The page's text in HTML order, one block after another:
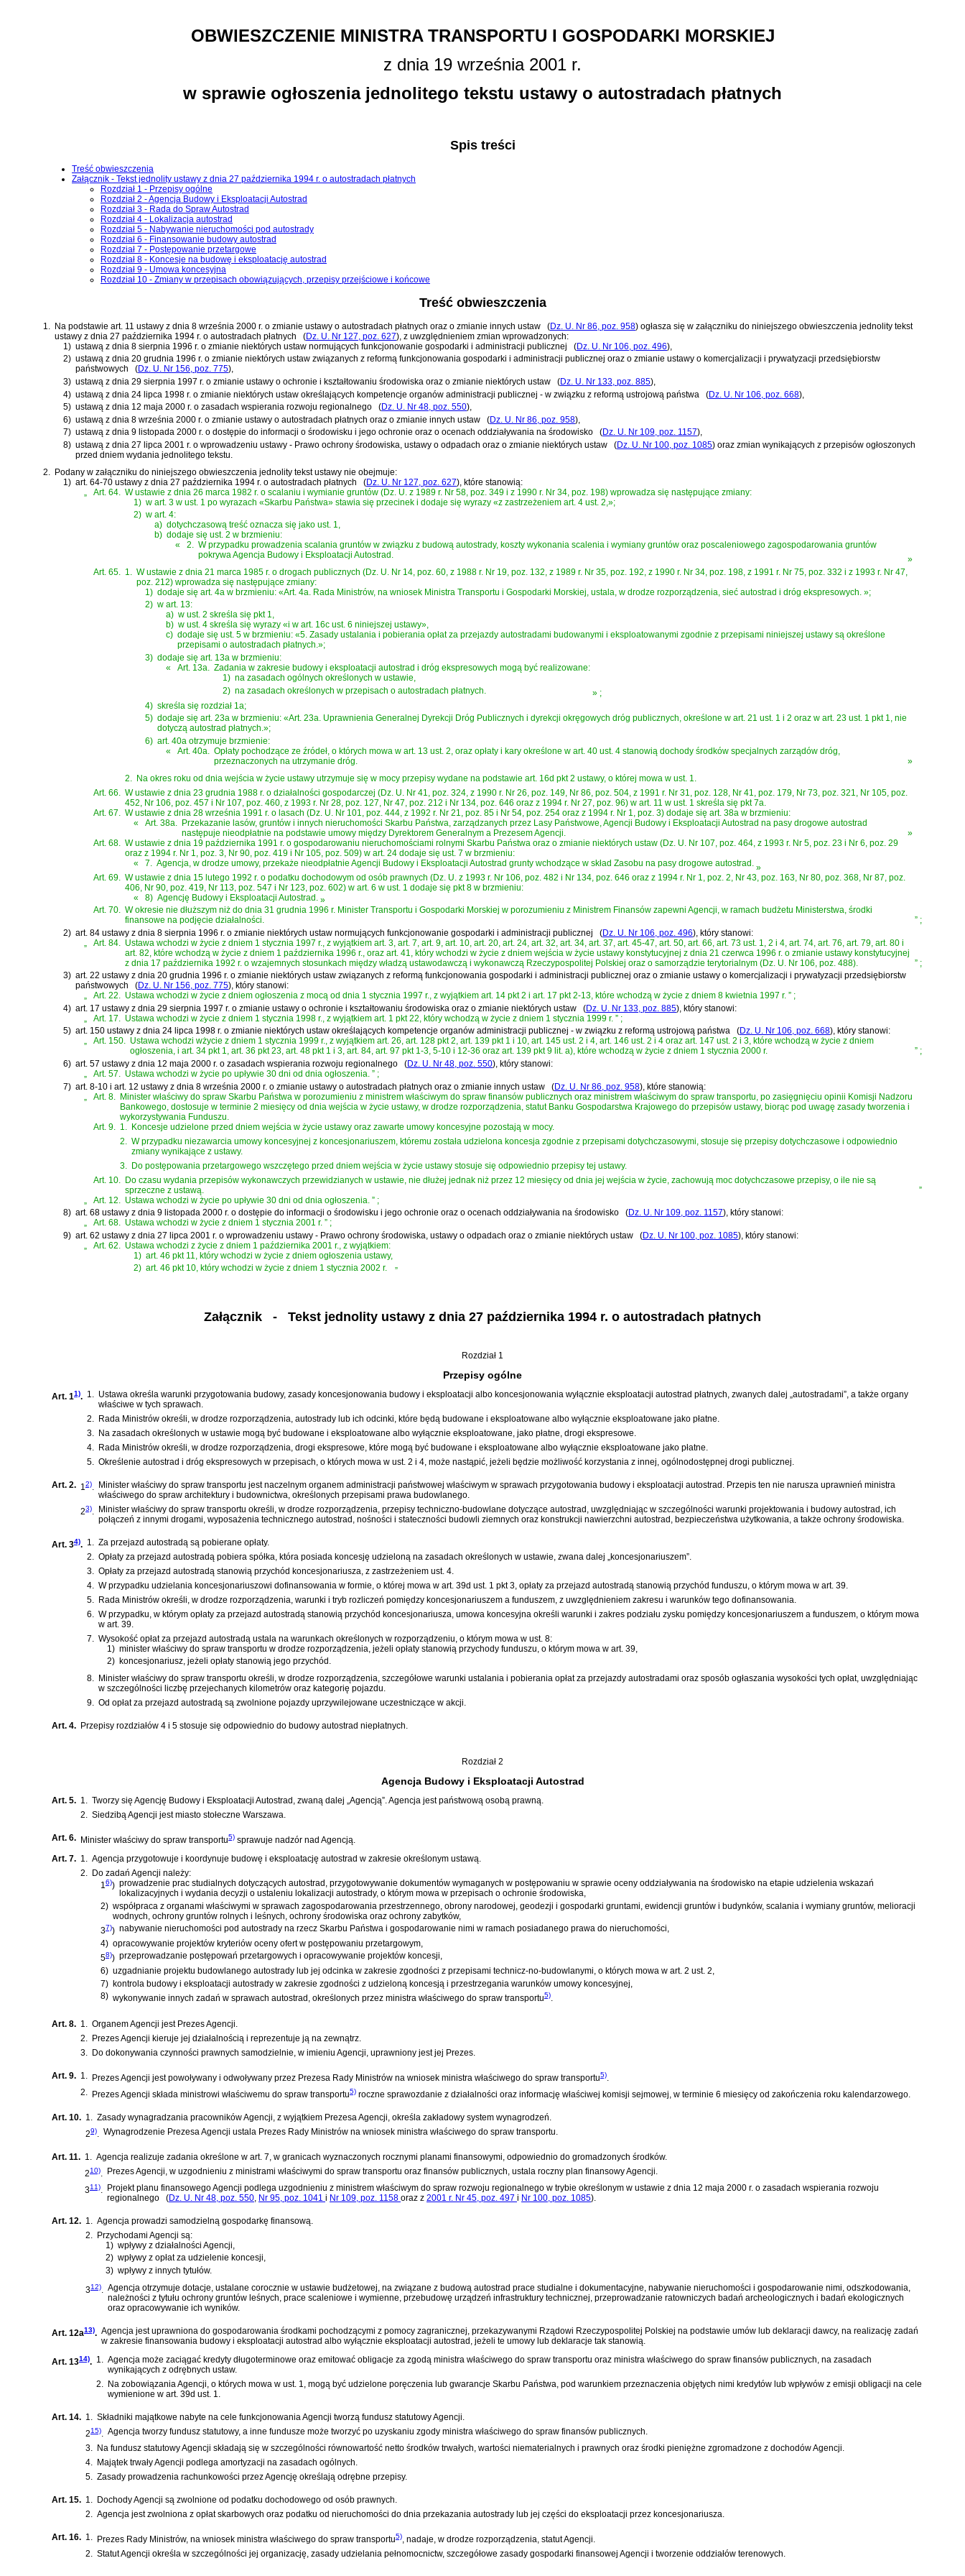
OBWIESZCZENIE MINISTRA TRANSPORTU I GOSPODARKI MORSKIEJ
z dnia 19 września 2001 r.
w sprawie ogłoszenia jednolitego tekstu ustawy o autostradach płatnych
Spis treści
Treść obwieszczenia
Załącznik - Tekst jednolity ustawy z dnia 27 października 1994 r. o autostradach płatnych
Rozdział 1 - Przepisy ogólne
Rozdział 2 - Agencja Budowy i Eksploatacji Autostrad
Rozdział 3 - Rada do Spraw Autostrad
Rozdział 4 - Lokalizacja autostrad
Rozdział 5 - Nabywanie nieruchomości pod autostrady
Rozdział 6 - Finansowanie budowy autostrad
Rozdział 7 - Postępowanie przetargowe
Rozdział 8 - Koncesje na budowę i eksploatację autostrad
Rozdział 9 - Umowa koncesyjna
Rozdział 10 - Zmiany w przepisach obowiązujących, przepisy przejściowe i końcowe
Treść obwieszczenia
1. Na podstawie art. 11 ustawy z dnia 8 września 2000 r. o zmianie ustawy o autostradach płatnych oraz o zmianie innych ustaw (Dz. U. Nr 86, poz. 958) ogłasza się w załączniku do niniejszego obwieszczenia jednolity tekst
ustawy z dnia 27 października 1994 r. o autostradach płatnych
(Dz. U. Nr 127, poz. 627), z uwzględnieniem zmian wprowadzonych:
1) ustawą z dnia 8 sierpnia 1996 r. o zmianie niektórych ustaw normujących funkcjonowanie gospodarki i administracji publicznej (Dz. U. Nr 106, poz. 496),
2) ustawą z dnia 20 grudnia 1996 r. o zmianie niektórych ustaw związanych z reformą funkcjonowania gospodarki i administracji publicznej oraz o zmianie ustawy o komercjalizacji i prywatyzacji przedsiębiorstw
państwowych
(Dz. U. Nr 156, poz. 775),
3) ustawą z dnia 29 sierpnia 1997 r. o zmianie ustawy o ochronie i kształtowaniu środowiska oraz o zmianie niektórych ustaw (Dz. U. Nr 133, poz. 885),
4) ustawą z dnia 24 lipca 1998 r. o zmianie niektórych ustaw określających kompetencje organów administracji publicznej - w związku z reformą ustrojową państwa (Dz. U. Nr 106, poz. 668)
5) ustawą z dnia 12 maja 2000 r. o zasadach wspierania rozwoju regionalnego (Dz. U. Nr 48, poz. 550),
6) ustawą z dnia 8 września 2000 r. o zmianie ustawy o autostradach płatnych oraz o zmianie innych ustaw (Dz. U. Nr 86, poz. 958)
7) ustawą z dnia 9 listopada 2000 r. o dostępie do informacji o środowisku i jego ochronie oraz o ocenach oddziaływania na środowisko (Dz. U. Nr 109, poz. 1157),
8) ustawą z dnia 27 lipca 2001 r. o wprowadzeniu ustawy - Prawo ochrony środowiska, ustawy o odpadach oraz o zmianie niektórych ustaw (Dz. U. Nr 100, poz. 1085) oraz zmian wynikających z przepisów ogłoszonych
przed dniem wydania jednolitego tekstu.
2.
Podany w załączniku do niniejszego obwieszczenia jednolity tekst ustawy nie obejmuje:
1) art. 64-70 ustawy z dnia 27 października 1994 r. o autostradach płatnych (Dz. U. Nr 127, poz. 627) , które stanowią:
Art. 64.
W ustawie z dnia 26 marca 1982 r. o scalaniu i wymianie gruntów (Dz. U. z 1989 r. Nr 58, poz. 349 i z 1990 r. Nr 34, poz. 198) wprowadza się następujące zmiany:
1) w art. 3 w ust. 1 po wyrazach «Skarbu Państwa» stawia się przecinek i dodaje się wyrazy «z zastrzeżeniem art. 4 ust. 2,»;
2) w art. 4:
a) dotychczasową treść oznacza się jako ust. 1,
b) dodaje się ust. 2 w brzmieniu:
«
2. W przypadku prowadzenia scalania gruntów w związku z budową autostrady, koszty wykonania scalenia i wymiany gruntów oraz poscaleniowego zagospodarowania gruntów
pokrywa Agencja Budowy i Eksploatacji Autostrad.
»
Art. 65.
1.
W ustawie z dnia 21 marca 1985 r. o drogach publicznych (Dz. U. Nr 14, poz. 60, z 1988 r. Nr 19, poz. 132, z 1989 r. Nr 35, poz. 192, z 1990 r. Nr 34, poz. 198, z 1991 r. Nr 75, poz. 332 i z 1993 r. Nr 47,
poz. 212) wprowadza się następujące zmiany:
1) dodaje się art. 4a w brzmieniu: «Art. 4a. Rada Ministrów, na wniosek Ministra Transportu i Gospodarki Morskiej, ustala, w drodze rozporządzenia, sieć autostrad i dróg ekspresowych. »;
2) w art. 13:
a) w ust. 2 skreśla się pkt 1,
b) w ust. 4 skreśla się wyrazy «i w art. 16c ust. 6 niniejszej ustawy»,
c) dodaje się ust. 5 w brzmieniu: «5. Zasady ustalania i pobierania opłat za przejazdy autostradami budowanymi i eksploatowanymi zgodnie z przepisami niniejszej ustawy są określone
przepisami o autostradach płatnych.»;
3) dodaje się art. 13a w brzmieniu:
«
Art. 13a. Zadania w zakresie budowy i eksploatacji autostrad i dróg ekspresowych mogą być realizowane:
1) na zasadach ogólnych określonych w ustawie,
2) na zasadach określonych w przepisach o autostradach płatnych. » ;
4) skreśla się rozdział 1a;
5) dodaje się art. 23a w brzmieniu: «Art. 23a. Uprawnienia Generalnej Dyrekcji Dróg Publicznych i dyrekcji okręgowych dróg publicznych, określone w art. 21 ust. 1 i 2 oraz w art. 23 ust. 1 pkt 1, nie
dotyczą autostrad płatnych.»;
6) art. 40a otrzymuje brzmienie:
«
Art. 40a. Opłaty pochodzące ze źródeł, o których mowa w art. 13 ust. 2, oraz opłaty i kary określone w art. 40 ust. 4 stanowią dochody środków specjalnych zarządów dróg,
przeznaczonych na utrzymanie dróg.
»
2.
Na okres roku od dnia wejścia w życie ustawy utrzymuje się w mocy przepisy wydane na podstawie art. 16d pkt 2 ustawy, o której mowa w ust. 1.
Art. 66.
W ustawie z dnia 23 grudnia 1988 r. o działalności gospodarczej (Dz. U. Nr 41, poz. 324, z 1990 r. Nr 26, poz. 149, Nr 86, poz. 504, z 1991 r. Nr 31, poz. 128, Nr 41, poz. 179, Nr 73, poz. 321, Nr 105, poz.
452, Nr 106, poz. 457 i Nr 107, poz. 460, z 1993 r. Nr 28, poz. 127, Nr 47, poz. 212 i Nr 134, poz. 646 oraz z 1994 r. Nr 27, poz. 96) w art. 11 w ust. 1 skreśla się pkt 7a.
Art. 67.
W ustawie z dnia 28 września 1991 r. o lasach (Dz. U. Nr 101, poz. 444, z 1992 r. Nr 21, poz. 85 i Nr 54, poz. 254 oraz z 1994 r. Nr 1, poz. 3) dodaje się art. 38a w brzmieniu:
«
Art. 38a.
Przekazanie lasów, gruntów i innych nieruchomości Skarbu Państwa, zarządzanych przez Lasy Państwowe, Agencji Budowy i Eksploatacji Autostrad na pasy drogowe autostrad
następuje nieodpłatnie na podstawie umowy między Dyrektorem Generalnym a Prezesem Agencji.
»
Art. 68.
W ustawie z dnia 19 października 1991 r. o gospodarowaniu nieruchomościami rolnymi Skarbu Państwa oraz o zmianie niektórych ustaw (Dz. U. Nr 107, poz. 464, z 1993 r. Nr 5, poz. 23 i Nr 6, poz. 29
oraz z 1994 r. Nr 1, poz. 3, Nr 90, poz. 419 i Nr 105, poz. 509) w art. 24 dodaje się ust. 7 w brzmieniu:
«
7. Agencja, w drodze umowy, przekaże nieodpłatnie Agencji Budowy i Eksploatacji Autostrad grunty wchodzące w skład Zasobu na pasy drogowe autostrad. »
Art. 69.
W ustawie z dnia 15 lutego 1992 r. o podatku dochodowym od osób prawnych (Dz. U. z 1993 r. Nr 106, poz. 482 i Nr 134, poz. 646 oraz z 1994 r. Nr 1, poz. 2, Nr 43, poz. 163, Nr 80, poz. 368, Nr 87, poz.
406, Nr 90, poz. 419, Nr 113, poz. 547 i Nr 123, poz. 602) w art. 6 w ust. 1 dodaje się pkt 8 w brzmieniu:
«
8) Agencję Budowy i Eksploatacji Autostrad. »
Art. 70. W okresie nie dłuższym niż do dnia 31 grudnia 1996 r. Minister Transportu i Gospodarki Morskiej w porozumieniu z Ministrem Finansów zapewni Agencji, w ramach budżetu Ministerstwa, środki
finansowe na podjęcie działalności.
” ;
2) art. 84 ustawy z dnia 8 sierpnia 1996 r. o zmianie niektórych ustaw normujących funkcjonowanie gospodarki i administracji publicznej (Dz. U. Nr 106, poz. 496) , który stanowi:
Art. 84.
Ustawa wchodzi w życie z dniem 1 stycznia 1997 r., z wyjątkiem art. 3, art. 7, art. 9, art. 10, art. 20, art. 24, art. 32, art. 34, art. 37, art. 45-47, art. 50, art. 66, art. 73 ust. 1, 2 i 4, art. 74, art. 76, art. 79, art. 80 i
art. 82, które wchodzą w życie z dniem 1 października 1996 r., oraz art. 41, który wchodzi w życie z dniem wejścia w życie ustawy konstytucyjnej z dnia 21 czerwca 1996 r. o zmianie ustawy konstytucyjnej
z dnia 17 października 1992 r. o wzajemnych stosunkach między władzą ustawodawczą i wykonawczą Rzeczypospolitej Polskiej oraz o samorządzie terytorialnym (Dz. U. Nr 106, poz. 488).
” ;
3) art. 22 ustawy z dnia 20 grudnia 1996 r. o zmianie niektórych ustaw związanych z reformą funkcjonowania gospodarki i administracji publicznej oraz o zmianie ustawy o komercjalizacji i prywatyzacji przedsiębiorstw
państwowych
(Dz. U. Nr 156, poz. 775), który stanowi:
„
Art. 22. Ustawa wchodzi w życie z dniem ogłoszenia z mocą od dnia 1 stycznia 1997 r., z wyjątkiem art. 14 pkt 2 i art. 17 pkt 2-13, które wchodzą w życie z dniem 8 kwietnia 1997 r. ” ;
4) art. 17 ustawy z dnia 29 sierpnia 1997 r. o zmianie ustawy o ochronie i kształtowaniu środowiska oraz o zmianie niektórych ustaw (Dz. U. Nr 133, poz. 885), który stanowi:
„
Art. 17. Ustawa wchodzi w życie z dniem 1 stycznia 1998 r., z wyjątkiem art. 1 pkt 22, który wchodzą w życie z dniem 1 stycznia 1999 r. ” ;
5) art. 150 ustawy z dnia 24 lipca 1998 r. o zmianie niektórych ustaw określających kompetencje organów administracji publicznej - w związku z reformą ustrojową państwa (Dz. U. Nr 106, poz. 668), który stanowi:
„
Art. 150. Ustawa wchodzi wżycie z dniem 1 stycznia 1999 r., z wyjątkiem art. 26, art. 128 pkt 2, art. 139 pkt 1 i 10, art. 145 ust. 2 i 4, art. 146 ust. 2 i 4 oraz art. 147 ust. 2 i 3, które wchodzą w życie z dniem
ogłoszenia, i art. 34 pkt 1, art. 36 pkt 23, art. 48 pkt 1 i 3, art. 84, art. 97 pkt 1-3, 5-10 i 12-36 oraz art. 139 pkt 9 lit. a), które wchodzą w życie z dniem 1 stycznia 2000 r.
” ;
6) art. 57 ustawy z dnia 12 maja 2000 r. o zasadach wspierania rozwoju regionalnego (Dz. U. Nr 48, poz. 550), który stanowi:
„
Art. 57. Ustawa wchodzi w życie po upływie 30 dni od dnia ogłoszenia. ” ;
7) art. 8-10 i art. 12 ustawy z dnia 8 września 2000 r. o zmianie ustawy o autostradach płatnych oraz o zmianie innych ustaw (Dz. U. Nr 86, poz. 958) , które stanowią:
Art. 8.
Minister właściwy do spraw Skarbu Państwa w porozumieniu z ministrem właściwym do spraw finansów publicznych oraz ministrem właściwym do spraw transportu, po zasięgnięciu opinii Komisji Nadzoru
Bankowego, dostosuje w terminie 2 miesięcy od dnia wejścia w życie ustawy, w drodze rozporządzenia, statut Banku Gospodarstwa Krajowego do przepisów ustawy, biorąc pod uwagę zasady tworzenia i
wykorzystywania Funduszu.
Art. 9.
1.
Koncesje udzielone przed dniem wejścia w życie ustawy oraz zawarte umowy koncesyjne pozostają w mocy.
2.
W przypadku niezawarcia umowy koncesyjnej z koncesjonariuszem, któremu została udzielona koncesja zgodnie z przepisami dotychczasowymi, stosuje się przepisy dotychczasowe i odpowiednio
zmiany wynikające z ustawy.
3.
Do postępowania przetargowego wszczętego przed dniem wejścia w życie ustawy stosuje się odpowiednio przepisy tej ustawy.
Art. 10.
Do czasu wydania przepisów wykonawczych przewidzianych w ustawie, nie dłużej jednak niż przez 12 miesięcy od dnia jej wejścia w życie, zachowują moc dotychczasowe przepisy, o ile nie są
sprzeczne z ustawą.
”
Art. 12. Ustawa wchodzi w życie po upływie 30 dni od dnia ogłoszenia. ” ;
8) art. 68 ustawy z dnia 9 listopada 2000 r. o dostępie do informacji o środowisku i jego ochronie oraz o ocenach oddziaływania na środowisko (Dz. U. Nr 109, poz. 1157), który stanowi:
„
Art. 68. Ustawa wchodzi w życie z dniem 1 stycznia 2001 r. ” ;
9) art. 62 ustawy z dnia 27 lipca 2001 r. o wprowadzeniu ustawy - Prawo ochrony środowiska, ustawy o odpadach oraz o zmianie niektórych ustaw (Dz. U. Nr 100, poz. 1085), który stanowi:
„
Art. 62. Ustawa wchodzi z życie z dniem 1 października 2001 r., z wyjątkiem:
1) art. 46 pkt 11, który wchodzi w życie z dniem ogłoszenia ustawy,
2) art. 46 pkt 10, który wchodzi w życie z dniem 1 stycznia 2002 r. ”
Załącznik - Tekst jednolity ustawy z dnia 27 października 1994 r. o autostradach płatnych
Rozdział 1
Przepisy ogólne
Art. 11). 1. Ustawa określa warunki przygotowania budowy, zasady koncesjonowania budowy i eksploatacji albo koncesjonowania wyłącznie eksploatacji autostrad płatnych, zwanych dalej „autostradami”, a także organy
właściwe w tych sprawach.
2. Rada Ministrów określi, w drodze rozporządzenia, autostrady lub ich odcinki, które będą budowane i eksploatowane albo wyłącznie eksploatowane jako płatne.
3. Na zasadach określonych w ustawie mogą być budowane i eksploatowane albo wyłącznie eksploatowane, jako płatne, drogi ekspresowe.
4. Rada Ministrów określi, w drodze rozporządzenia, drogi ekspresowe, które mogą być budowane i eksploatowane albo wyłącznie eksploatowane jako płatne.
5. Określenie autostrad i dróg ekspresowych w przepisach, o których mowa w ust. 2 i 4, może nastąpić, jeżeli będzie możliwość korzystania z innej, ogólnodostępnej drogi publicznej.
Art. 2. 12). Minister właściwy do spraw transportu jest naczelnym organem administracji państwowej właściwym w sprawach przygotowania budowy i eksploatacji autostrad. Przepis ten nie narusza uprawnień ministra
właściwego do spraw architektury i budownictwa, określonych przepisami prawa budowlanego.
23). Minister właściwy do spraw transportu określi, w drodze rozporządzenia, przepisy techniczno-budowlane dotyczące autostrad, uwzględniając w szczególności warunki projektowania i budowy autostrad, ich
połączeń z innymi drogami, wyposażenia technicznego autostrad, nośności i stateczności budowli ziemnych oraz konstrukcji nawierzchni autostrad, bezpieczeństwa użytkowania, a także ochrony środowiska.
Art. 34). 1. Za przejazd autostradą są pobierane opłaty.
2. Opłaty za przejazd autostradą pobiera spółka, która posiada koncesję udzieloną na zasadach określonych w ustawie, zwana dalej „koncesjonariuszem”.
3. Opłaty za przejazd autostradą stanowią przychód koncesjonariusza, z zastrzeżeniem ust. 4.
4. W przypadku udzielania koncesjonariuszowi dofinansowania w formie, o której mowa w art. 39d ust. 1 pkt 3, opłaty za przejazd autostradą stanowią przychód funduszu, o którym mowa w art. 39.
5. Rada Ministrów określi, w drodze rozporządzenia, warunki i tryb rozliczeń pomiędzy koncesjonariuszem a funduszem, z uwzględnieniem zakresu i warunków tego dofinansowania.
6. W przypadku, w którym opłaty za przejazd autostradą stanowią przychód koncesjonariusza, umowa koncesyjna określi warunki i zakres podziału zysku pomiędzy koncesjonariuszem a funduszem, o którym mowa
w art. 39.
7. Wysokość opłat za przejazd autostradą ustala na warunkach określonych w rozporządzeniu, o którym mowa w ust. 8:
1) minister właściwy do spraw transportu w drodze rozporządzenia, jeżeli opłaty stanowią przychody funduszu, o którym mowa w art. 39,
2) koncesjonariusz, jeżeli opłaty stanowią jego przychód.
8. Minister właściwy do spraw transportu określi, w drodze rozporządzenia, szczegółowe warunki ustalania i pobierania opłat za przejazdy autostradami oraz sposób ogłaszania wysokości tych opłat, uwzględniając
w szczególności liczbę przejechanych kilometrów oraz kategorię pojazdu.
9. Od opłat za przejazd autostradą są zwolnione pojazdy uprzywilejowane uczestniczące w akcji.
Art. 4. Przepisy rozdziałów 4 i 5 stosuje się odpowiednio do budowy autostrad niepłatnych.
Rozdział 2
Agencja Budowy i Eksploatacji Autostrad
Art. 5. 1. Tworzy się Agencję Budowy i Eksploatacji Autostrad, zwaną dalej „Agencją”. Agencja jest państwową osobą prawną.
2. Siedzibą Agencji jest miasto stołeczne Warszawa.
Art. 6. Minister właściwy do spraw transportu5) sprawuje nadzór nad Agencją.
Art. 7. 1. Agencja przygotowuje i koordynuje budowę i eksploatację autostrad w zakresie określonym ustawą.
2. Do zadań Agencji należy:
16)) prowadzenie prac studialnych dotyczących autostrad, przygotowywanie dokumentów wymaganych w postępowaniu w sprawie oceny oddziaływania na środowisko na etapie udzielenia wskazań
lokalizacyjnych i wydania decyzji o ustaleniu lokalizacji autostrady, o którym mowa w przepisach o ochronie środowiska,
2) współpraca z organami właściwymi w sprawach zagospodarowania przestrzennego, obrony narodowej, geodezji i gospodarki gruntami, ewidencji gruntów i budynków, scalania i wymiany gruntów, melioracji
wodnych, ochrony gruntów rolnych i leśnych, ochrony środowiska oraz ochrony zabytków,
37)) nabywanie nieruchomości pod autostrady na rzecz Skarbu Państwa i gospodarowanie nimi w ramach posiadanego prawa do nieruchomości,
4) opracowywanie projektów kryteriów oceny ofert w postępowaniu przetargowym,
58)) przeprowadzanie postępowań przetargowych i opracowywanie projektów koncesji,
6) uzgadnianie projektu budowlanego autostrady lub jej odcinka w zakresie zgodności z przepisami technicz-no-budowlanymi, o których mowa w art. 2 ust. 2,
7) kontrola budowy i eksploatacji autostrady w zakresie zgodności z udzieloną koncesją i przestrzegania warunków umowy koncesyjnej,
8) wykonywanie innych zadań w sprawach autostrad, określonych przez ministra właściwego do spraw transportu5).
Art. 8. 1.
Organem Agencji jest Prezes Agencji.
2.
Prezes Agencji kieruje jej działalnością i reprezentuje ją na zewnątrz.
3.
Do dokonywania czynności prawnych samodzielnie, w imieniu Agencji, uprawniony jest jej Prezes.
Art. 9. 1. Prezes Agencji jest powoływany i odwoływany przez Prezesa Rady Ministrów na wniosek ministra właściwego do spraw transportu5)
2.
Prezes Agencji składa ministrowi właściwemu do spraw transportu5) roczne sprawozdanie z działalności oraz informację właściwej komisji sejmowej, w terminie 6 miesięcy od zakończenia roku kalendarzowego.
Art. 10. 1.
Zasady wynagradzania pracowników Agencji, z wyjątkiem Prezesa Agencji, określa zakładowy system wynagrodzeń.
29) Wynagrodzenie Prezesa Agencji ustala Prezes Rady Ministrów na wniosek ministra właściwego do spraw transportu.
Art. 11. 1.
Agencja realizuje zadania określone w art. 7, w granicach wyznaczonych rocznymi planami finansowymi, odpowiednio do gromadzonych środków.
210)
Prezes Agencji, w uzgodnieniu z ministrami właściwymi do spraw transportu oraz finansów publicznych, ustala roczny plan finansowy Agencji.
311) Projekt planu finansowego Agencji podlega uzgodnieniu z ministrem właściwym do spraw rozwoju regionalnego w trybie określonym w ustawie z dnia 12 maja 2000 r. o zasadach wspierania rozwoju
regionalnego
(Dz. U. Nr 48, poz. 550 Nr 95, poz. 1041 i Nr 109, poz. 1158 oraz z 2001 r. Nr 45, poz. 497 i Nr 100, poz. 1085)
Art. 12. 1.
Agencja prowadzi samodzielną gospodarkę finansową.
2.
Przychodami Agencji są:
1) wpływy z działalności Agencji,
2) wpływy z opłat za udzielenie koncesji,
3) wpływy z innych tytułów.
312)
Agencja otrzymuje dotacje, ustalane corocznie w ustawie budżetowej, na związane z budową autostrad prace studialne i dokumentacyjne, nabywanie nieruchomości i gospodarowanie nimi, odszkodowania,
należności z tytułu ochrony gruntów leśnych, prace scaleniowe i wymienne, przebudowę urządzeń infrastruktury technicznej, przeprowadzanie ratowniczych badań archeologicznych i badań ekologicznych
oraz opracowywanie ich wyników.
Art. 12a13). Agencja jest uprawniona do gospodarowania środkami pochodzącymi z pomocy zagranicznej, przekazywanymi Rządowi Rzeczypospolitej Polskiej na podstawie umów lub deklaracji dawcy, na realizację zadań
w zakresie finansowania budowy i eksploatacji autostrad albo wyłącznie eksploatacji autostrad, jeżeli te umowy lub deklaracje tak stanowią.
Art. 1314). 1.
Agencja może zaciągać kredyty długoterminowe oraz emitować obligacje za zgodą ministra właściwego do spraw transportu oraz ministra właściwego do spraw finansów publicznych, na zasadach
wynikających z odrębnych ustaw.
2.
Na zobowiązania Agencji, o których mowa w ust. 1, mogą być udzielone poręczenia lub gwarancje Skarbu Państwa, pod warunkiem przeznaczenia objętych nimi kredytów lub wpływów z emisji obligacji na cele
wymienione w art. 39d ust. 1.
Art. 14. 1.
Składniki majątkowe nabyte na cele funkcjonowania Agencji tworzą fundusz statutowy Agencji.
215)
Agencja tworzy fundusz statutowy, a inne fundusze może tworzyć po uzyskaniu zgody ministra właściwego do spraw finansów publicznych.
3.
Na fundusz statutowy Agencji składają się w szczególności równowartość netto środków trwałych, wartości niematerialnych i prawnych oraz środki pieniężne zgromadzone z dochodów Agencji.
4.
Majątek trwały Agencji podlega amortyzacji na zasadach ogólnych.
5.
Zasady prowadzenia rachunkowości przez Agencję określają odrębne przepisy.
Art. 15. 1.
Dochody Agencji są zwolnione od podatku dochodowego od osób prawnych.
2.
Agencja jest zwolniona z opłat skarbowych oraz podatku od nieruchomości do dnia przekazania autostrady lub jej części do eksploatacji przez koncesjonariusza.
Art. 16. 1. Prezes Rady Ministrów, na wniosek ministra właściwego do spraw transportu5) , nadaje, w drodze rozporządzenia, statut Agencji.
2.
Statut Agencji określa w szczególności jej organizację, zasady udzielania pełnomocnictw, szczegółowe zasady gospodarki finansowej Agencji i tworzenie oddziałów terenowych.